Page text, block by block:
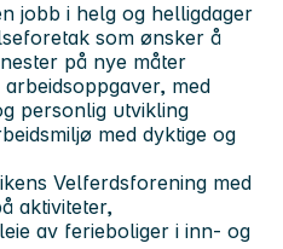
jobb i helg og helligdager
som ønsker å
på nye måter
med
personlig utvikling
med dyktige og
Velferdsforening med
aktiviteter,
av ferieboliger i inn- og